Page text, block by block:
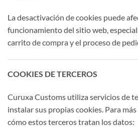
La desactivación de cookies puede
funcionamiento del sitio web,
carrito de compra y el proceso de
COOKIES DE TERCEROS
Curuxa Customs utiliza servicios de
instalar sus propias cookies. Para
cómo estos terceros tratan los datos: